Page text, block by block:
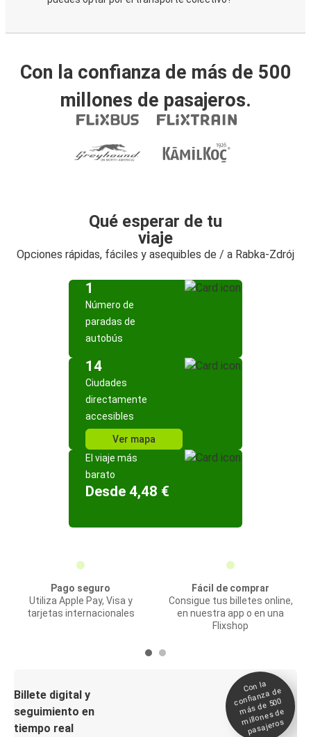
Con la confianza de más de 500
millones de pasajeros.
Qué esperar de tu
viaje
Opciones rápidas, fáciles y asequibles de / a Rabka-Zdrój
1
Número de
paradas de
autobús
14
Ciudades
directamente
accesibles
Ver mapa
El viaje más
barato
Desde 4,48 €
Pago seguro
Utiliza Apple Pay, Visa y
tarjetas internacionales
Fácil de comprar
Consigue tus billetes online,
en nuestra app o en una
Flixshop
Billete digital y
seguimiento en
tiempo real
Con la
confianza de
más de 500
millones de
pasajeros